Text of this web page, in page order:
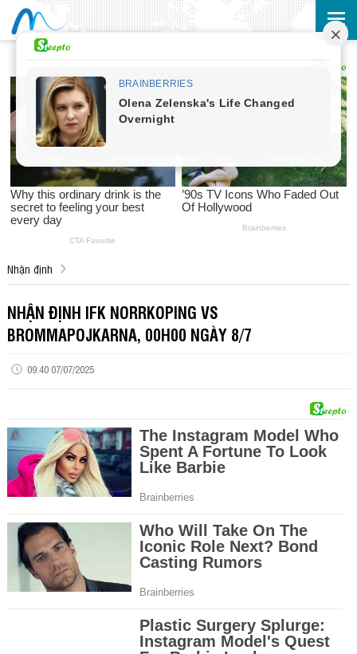
Nhận định
NHẬN ĐỊNH IFK NORRKOPING VS
BROMMAPOJKARNA, 00H00 NGÀY 8/7
09:40 07/07/2025